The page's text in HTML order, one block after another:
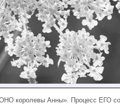
королевы Анны». Процесс ЕГО